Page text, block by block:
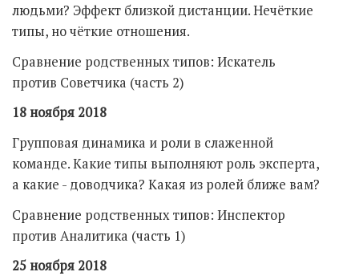
людьми? Эффект близкой дистанции. Нечёткие
типы, но чёткие отношения.
Сравнение родственных типов: Искатель
против Советчика (часть 2)
18 ноября 2018
Групповая динамика и роли в слаженной
команде. Какие типы выполняют роль эксперта,
а какие - доводчика? Какая из ролей ближе вам?
Сравнение родственных типов: Инспектор
против Аналитика (часть 1)
25 ноября 2018